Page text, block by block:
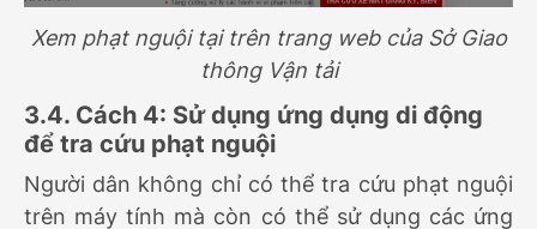
Xem phạt nguội tại trên trang web của Sở Giao
thông Vận tải
3.4. Cách 4: Sử dụng ứng dụng di động
để tra cứu phạt nguội
Người dân không chỉ có thể tra cứu phạt nguội
trên máy tính mà còn có thể sử dụng các ứng